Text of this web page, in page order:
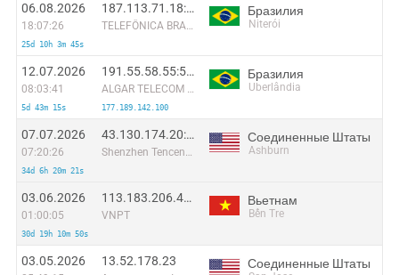
06.08.2026
18:07:26
25d 10h 3m 45s
187.113.71.18:58384
TELEFÔNICA BRASIL S.A
Бразилия
Niterói
12.07.2026
08:03:41
5d 43m 15s
191.55.58.55:55602
ALGAR TELECOM S/A
177.189.142.100
Бразилия
Uberlândia
07.07.2026
07:20:26
34d 6h 20m 21s
43.130.174.20:34787
Shenzhen Tencent Computer Systems Company Limited
Соединенные Штаты
Ashburn
03.06.2026
01:00:05
30d 19h 10m 50s
113.183.206.46:56048
VNPT
Вьетнам
Bến Tre
03.05.2026 13.52.178.23 Соединенные Штаты